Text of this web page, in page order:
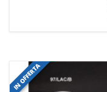
IN OFFERTA